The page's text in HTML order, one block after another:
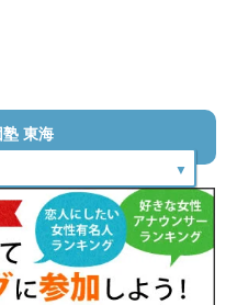
東海